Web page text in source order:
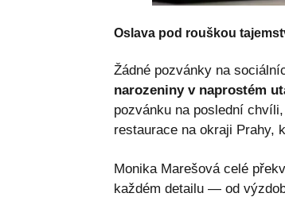
Oslava pod rouškou
Žádné pozvánky na
narozeniny v naprostém
pozvánku na poslední
restaurace na okraji Prahy,
Monika Marešová celé
každém detailu — od